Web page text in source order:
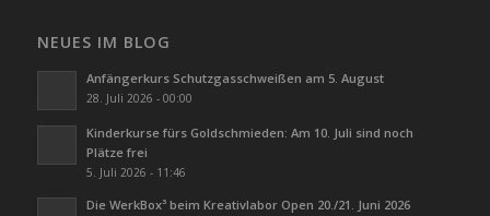
NEUES IM BLOG
Anfängerkurs Schutzgasschweißen am 5. August
28. Juli 2026 - 00:00
Kinderkurse fürs Goldschmieden: Am 10. Juli sind noch
Plätze frei
5. Juli 2026 - 11:46
Die WerkBox³ beim Kreativlabor Open 20./21. Juni 2026